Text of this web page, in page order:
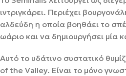
ιντριγκάρει. Περιέχει
αλδεύδη η οποία βοηθάει το
ωάριο και να δημιουργήσει μία
Αυτό το υδάτινο συστατικό
of the Valley. Είναι το μόνο